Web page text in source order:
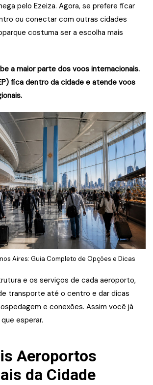
pelo Ezeiza. Agora, se prefere ficar
ou conectar com outras cidades
costuma ser a escolha mais
a maior parte dos voos internacionais.
fica dentro da cidade e atende voos
Aires: Guia Completo de Opções e Dicas
e os serviços de cada aeroporto,
transporte até o centro e dar dicas
e conexões. Assim você já
esperar.
Aeroportos
da Cidade